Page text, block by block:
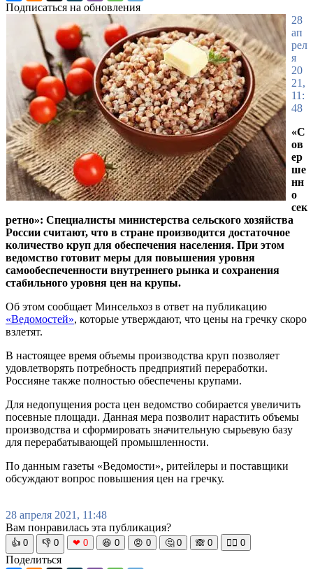
Подписаться на обновления
28
ап
рел
я
20
21,
11:
48
«С
ов
ер
ше
нн
о
сек
ретно»: Специалисты министерства сельского хозяйства
России считают, что в стране производится достаточное
количество круп для обеспечения населения. При этом
ведомство готовит меры для повышения уровня
самообеспеченности внутреннего рынка и сохранения
стабильного уровня цен на крупы.
Об этом сообщает Минсельхоз в ответ на публикацию
«Ведомостей», которые утверждают, что цены на гречку скоро
взлетят.
В настоящее время объемы производства круп позволяет
удовлетворять потребность предприятий переработки.
Россияне также полностью обеспечены крупами.
Для недопущения роста цен ведомство собирается увеличить
посевные площади. Данная мера позволит нарастить объемы
производства и сформировать значительную сырьевую базу
для перерабатывающей промышленности.
По данным газеты «Ведомости», ритейлеры и поставщики
обсуждают вопрос повышения цен на гречку.
28 апреля 2021, 11:48
Вам понравилась эта публикация?
👍 0 👎 0 ❤ 0 😆 0 😡 0 🤔 0 🙈 0 🧘‍♀️ 0
Поделиться